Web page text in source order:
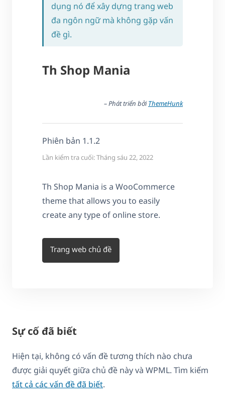
dụng nó để xây dựng trang web
đa ngôn ngữ mà không gặp vấn
đề gì.
Th Shop Mania
– Phát triển bởiThemeHunk
Phiên bản 1.1.2
Lần kiểm tra cuối: Tháng sáu 22, 2022
Th Shop Mania is a WooCommerce
theme that allows you to easily
create any type of online store.
Trang web chủ đề
Sự cố đã biết
Hiện tại, không có vấn đề tương thích nào chưa
được giải quyết giữa chủ đề này và WPML. Tìm kiếm
tất cả các vấn đề đã biết.